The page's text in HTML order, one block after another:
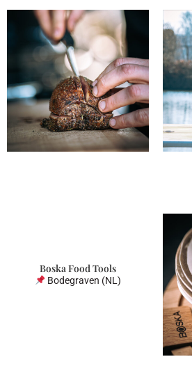
Boska Food Tools
Bodegraven (NL)